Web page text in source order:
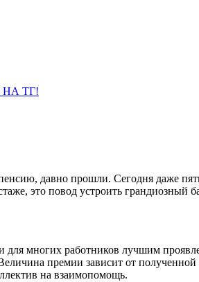
ТГ!
давно прошли. Сегодня даже
это повод устроить грандиозный
для многих работников лучшим
премии зависит от
на взаимопомощь.